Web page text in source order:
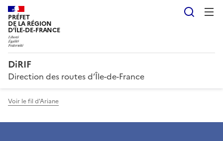
PRÉFET
DE LA RÉGION
D'ÎLE-DE-FRANCE
DiRIF
Direction des routes d’Île-de-France
Voir le fil d'Ariane